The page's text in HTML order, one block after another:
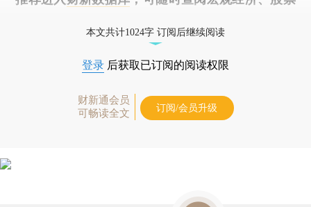
本文共计1024字 订阅后继续阅读
登录 后获取已订阅的阅读权限
财新通会员
可畅读全文
订阅/会员升级